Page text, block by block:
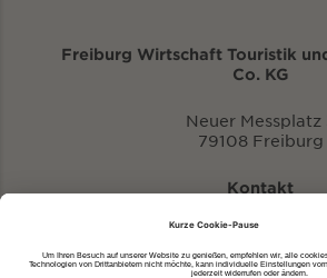
Freiburg Wirtschaft Touristik
Co. KG
Neuer Messplatz
79108 Freiburg
Kontakt